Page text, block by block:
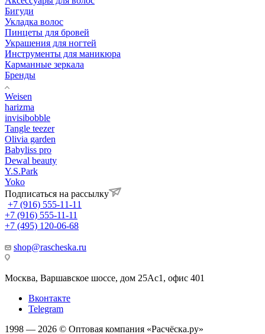
Бигуди
Укладка волос
Пинцеты для бровей
Украшения для ногтей
Инструменты для маникюра
Карманные зеркала
Бренды
Weisen
harizma
invisibobble
Tangle teezer
Olivia garden
Babyliss pro
Dewal beauty
Y.S.Park
Yoko
Подписаться на рассылку
+7 (916) 555-11-11
+7 (916) 555-11-11
+7 (495) 120-06-68
shop@rascheska.ru
Москва, Варшавское шоссе, дом 25Аc1, офис 401
Вконтакте
Telegram
1998 — 2026 © Оптовая компания «Расчёска.ру»